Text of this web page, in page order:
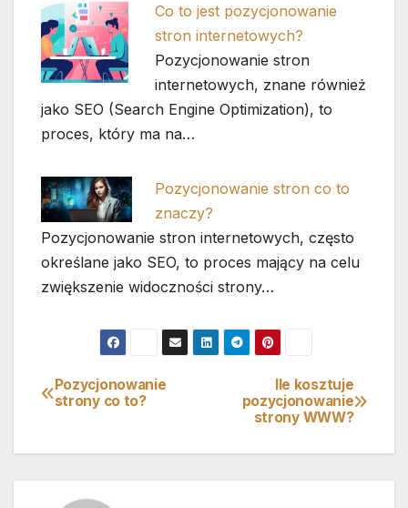
Co to jest pozycjonowanie
stron internetowych?
Pozycjonowanie stron
internetowych, znane również
jako SEO (Search Engine Optimization), to
proces, który ma na…
Pozycjonowanie stron co to
znaczy?
Pozycjonowanie stron internetowych, często
określane jako SEO, to proces mający na celu
zwiększenie widoczności strony…
Nawigacja
Ile kosztuje
pozycjonowanie
strony WWW?
Pozycjonowanie
strony co to?